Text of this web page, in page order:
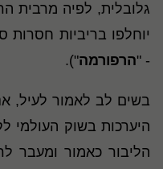
גלובלית, לפיה מרבית
- "הרפורמה").
בשים לב לאמור לעיל,
היערכות בשוק העולמי
הליבור כאמור ומעבר